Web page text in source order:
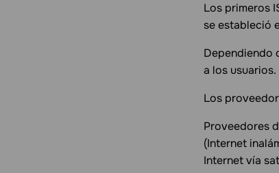
Los primeros
se estableció
Dependiendo
a los usuarios.
Los
Proveedores
(Internet
Internet vía